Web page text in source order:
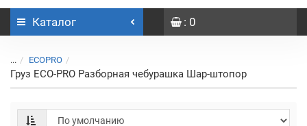
Каталог : 0
... ECOPRO
Груз ECO-PRO Разборная чебурашка Шар-штопор